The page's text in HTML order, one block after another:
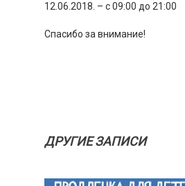
12.06.2018. – с 09:00 до 21:00
Спасибо за внимание!
ДРУГИЕ ЗАПИСИ